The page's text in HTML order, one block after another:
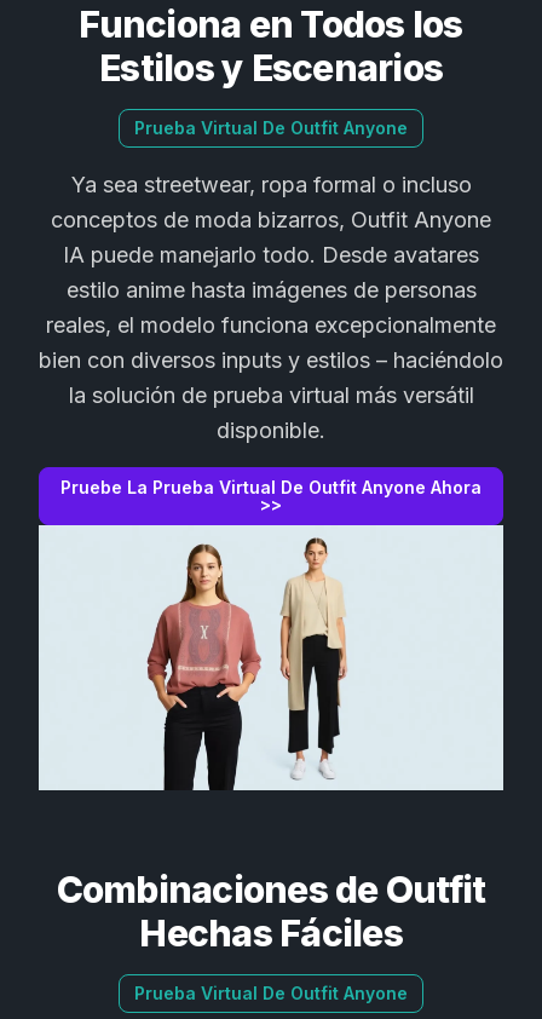
Funciona en Todos los
Estilos y Escenarios
Prueba Virtual De Outfit Anyone
Ya sea streetwear, ropa formal o incluso
conceptos de moda bizarros, Outfit Anyone
IA puede manejarlo todo. Desde avatares
estilo anime hasta imágenes de personas
reales, el modelo funciona excepcionalmente
bien con diversos inputs y estilos – haciéndolo
la solución de prueba virtual más versátil
disponible.
Pruebe La Prueba Virtual De Outfit Anyone Ahora
>>
Combinaciones de Outfit
Hechas Fáciles
Prueba Virtual De Outfit Anyone